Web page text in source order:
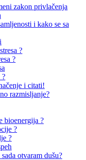
zakon privlačenja
i kako se sa
?
?
?
i citati!
razmisljanje?
bioenergija ?
?
?
otvaram dušu?